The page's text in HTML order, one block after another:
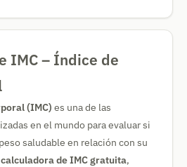
IMC – Índice de
(IMC) es una de las
en el mundo para evaluar si
saludable en relación con su
calculadora de IMC gratuita,